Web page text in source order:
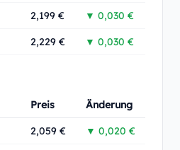
2,199 € ▼ 0,030 €
2,229 € ▼ 0,030 €
Preis Änderung
2,059 € ▼ 0,020 €